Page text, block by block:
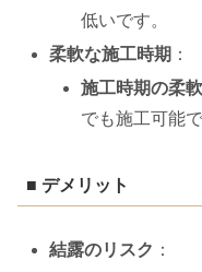
低いです。
柔軟な施工時期 ：
施工時期の柔
でも施工可能で
■ デメリット
結露のリスク ：